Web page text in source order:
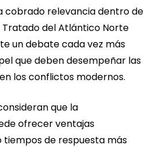
cobrado relevancia dentro de
Tratado del Atlántico Norte
un debate cada vez más
que deben desempeñar las
los conflictos modernos.
que la
ofrecer ventajas
de respuesta más